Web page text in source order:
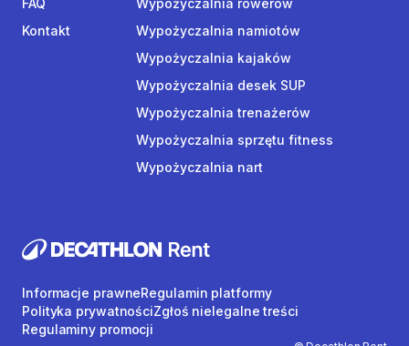
FAQ
Kontakt
Wypożyczalnia rowerów
Wypożyczalnia namiotów
Wypożyczalnia kajaków
Wypożyczalnia desek SUP
Wypożyczalnia trenażerów
Wypożyczalnia sprzętu fitness
Wypożyczalnia nart
Informacje prawneRegulamin platformy
Polityka prywatnościZgłoś nielegalne treści
Regulaminy promocji